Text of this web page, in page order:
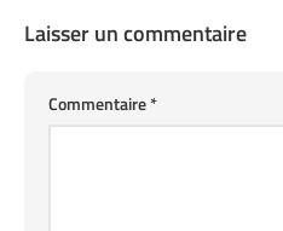
Laisser un commentaire
Commentaire*